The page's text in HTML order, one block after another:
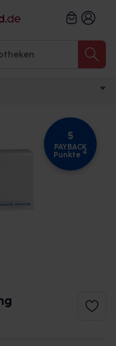
5
PAYBACK
Punkte 4